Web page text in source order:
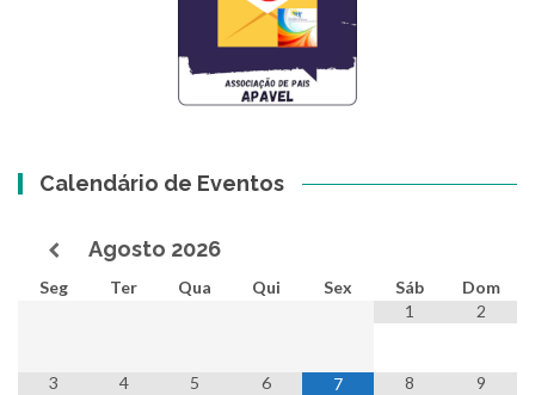
Calendário de Eventos
Agosto 2026
Seg Ter Qua Qui Sex Sáb
Dom
1
2
3 4 5 6 7 8 9